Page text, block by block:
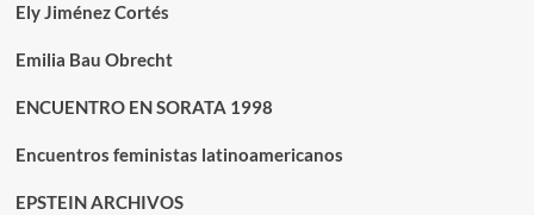
Ely Jiménez Cortés
Emilia Bau Obrecht
ENCUENTRO EN SORATA 1998
Encuentros feministas latinoamericanos
EPSTEIN ARCHIVOS